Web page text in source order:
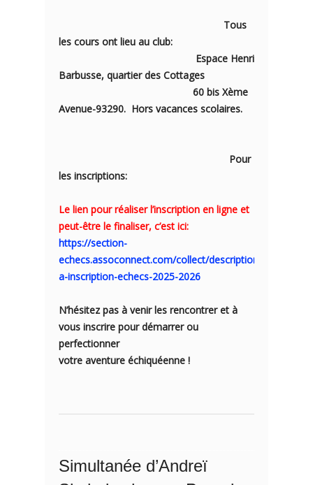
Tous
les cours ont lieu au club:
Espace Henri
Barbusse, quartier des Cottages
60 bis Xème
Avenue-93290. Hors vacances scolaires.
Pour
les inscriptions:
Le lien pour réaliser l’inscription en ligne et
peut-être le finaliser, c’est ici:
https://section-
echecs.assoconnect.com/collect/description/574171-
a-inscription-echecs-2025-2026
N’hésitez pas à venir les rencontrer et à
vous inscrire pour démarrer ou
perfectionner
votre aventure échiquéenne !
Simultanée d’Andreï